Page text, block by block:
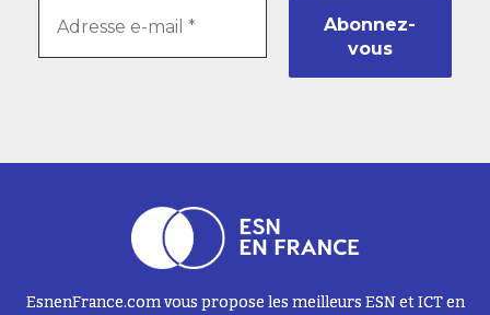
EsnenFrance.com vous propose les meilleurs ESN et ICT en